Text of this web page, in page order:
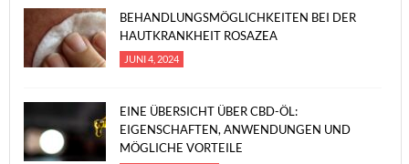
BEHANDLUNGSMÖGLICHKEITEN BEI DER
HAUTKRANKHEIT ROSAZEA
JUNI 4, 2024
EINE ÜBERSICHT ÜBER CBD-ÖL:
EIGENSCHAFTEN, ANWENDUNGEN UND
MÖGLICHE VORTEILE